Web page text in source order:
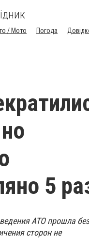
/ Мото Погода
5
АТО прошла без
сторон не